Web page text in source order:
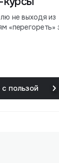
не выходя из
«перегореть»
пользой